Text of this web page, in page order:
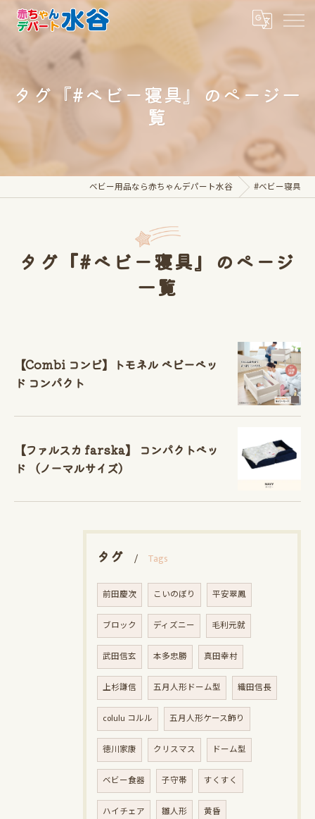
タグ『#ベビー寝具』のページ一
覧
ベビー用品なら赤ちゃんデパート水谷 #ベビー寝具
タグ『#ベビー寝具』のページ
一覧
【Combi コンビ】トモネル ベビーベッ
ド コンパクト
【ファルスカ farska】 コンパクトベッ
ド （ノーマルサイズ）
タグ Tags
前田慶次 こいのぼり 平安翠鳳
ブロック ディズニー 毛利元就
武田信玄 本多忠勝 真田幸村
上杉謙信 五月人形ドーム型 織田信長
colulu コルル 五月人形ケース飾り
徳川家康 クリスマス ドーム型
ベビー食器 子守帯 すくすく
ハイチェア 雛人形 黄昏